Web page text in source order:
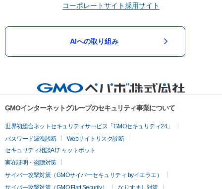
コーポレートサイト採用サイト
AIへの取り組み
GMOインターネットグループのセキュリティ事業について
世界初総合ネットセキュリティサービス「GMOセキュリティ24」
パスワード漏洩診断
Webサイトリスク診断
セキュリティ相談AIチャットボット
実在証明・盗聴対策
サイバー攻撃対策（GMOサイバーセキュリティ byイエラエ）
サイバー攻撃対策（GMO Flatt Security）
なりすまし対策